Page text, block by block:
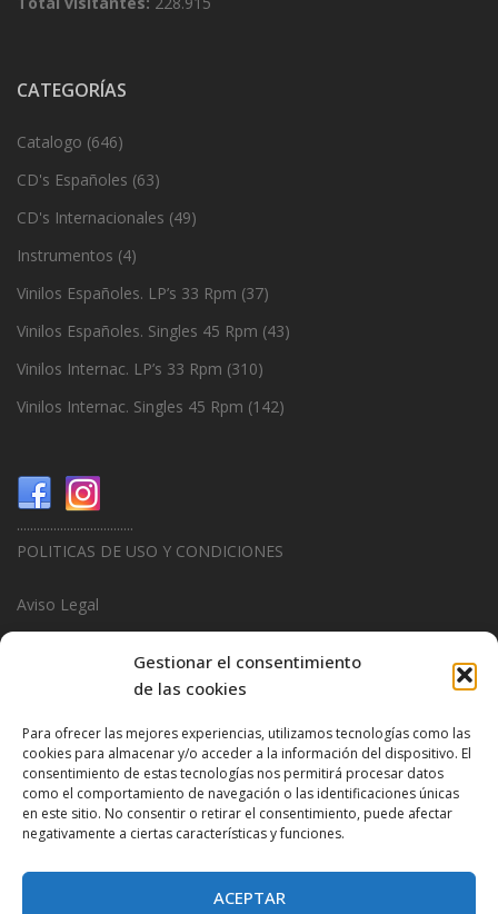
Gestionar el consentimiento
de las cookies
Para ofrecer las mejores experiencias, utilizamos tecnologías como las
cookies para almacenar y/o acceder a la información del dispositivo. El
consentimiento de estas tecnologías nos permitirá procesar datos
como el comportamiento de navegación o las identificaciones únicas
en este sitio. No consentir o retirar el consentimiento, puede afectar
negativamente a ciertas características y funciones.
ACEPTAR
CATEGORÍAS
Catalogo (646)
CD's Españoles (63)
CD's Internacionales (49)
Instrumentos (4)
Vinilos Españoles. LP’s 33 Rpm (37)
Vinilos Españoles. Singles 45 Rpm (43)
Vinilos Internac. LP’s 33 Rpm (310)
Vinilos Internac. Singles 45 Rpm (142)
...................................
POLITICAS DE USO Y CONDICIONES
Aviso Legal
Politica de Privacidad
...................................
Design & Promotions ByHitred.com